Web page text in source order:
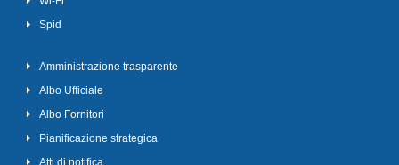
Spid
Amministrazione trasparente
Albo Ufficiale
Albo Fornitori
Pianificazione strategica